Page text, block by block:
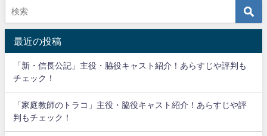
最近の投稿
「新・信長公記」主役・脇役キャスト紹介！あらすじや評判も
チェック！
「家庭教師のトラコ」主役・脇役キャスト紹介！あらすじや評
判もチェック！